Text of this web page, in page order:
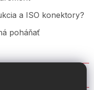
a ISO konektory?
poháňať